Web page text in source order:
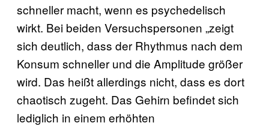
schneller macht, wenn es psychedelisch
wirkt. Bei beiden Versuchspersonen „zeigt
sich deutlich, dass der Rhythmus nach dem
Konsum schneller und die Amplitude größer
wird. Das heißt allerdings nicht, dass es dort
chaotisch zugeht. Das Gehirn befindet sich
lediglich in einem erhöhten